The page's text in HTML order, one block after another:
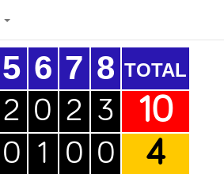
5
2
0
6
0
1
7
2
0
8
3
0
TOTAL
10
4